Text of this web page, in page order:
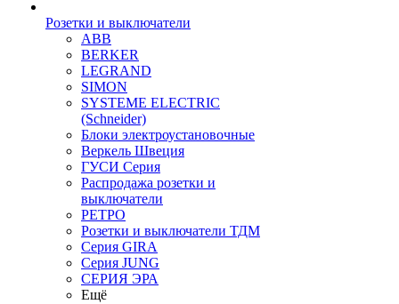
Розетки и выключатели
ABB
BERKER
LEGRAND
SIMON
SYSTEME ELECTRIC
(Schneider)
Блоки электроустановочные
Веркель Швеция
ГУСИ Серия
Распродажа розетки и
выключатели
РЕТРО
Розетки и выключатели ТДМ
Серия GIRA
Серия JUNG
СЕРИЯ ЭРА
Ещё